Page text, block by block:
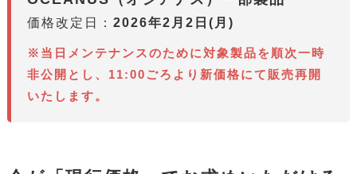
価格改定日： 2026年2月2日(月)
※当日メンテナンスのために対象製品を順次一時
非公開とし、11:00ごろより新価格にて販売再開
いたします。